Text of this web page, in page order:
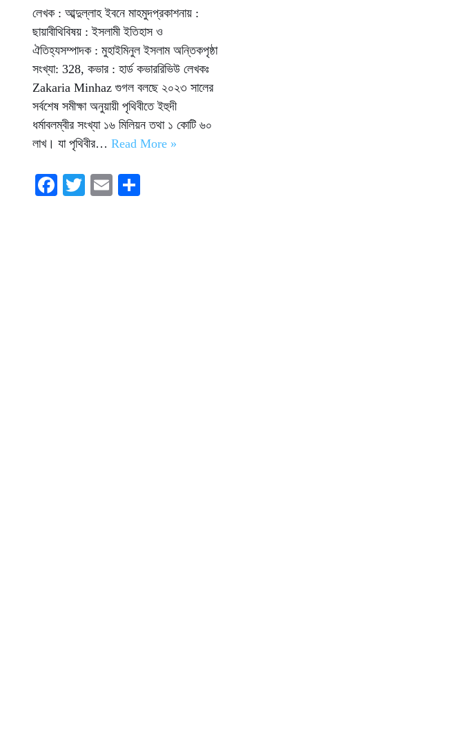
লেখক : আব্দুল্লাহ ইবনে মাহমুদপ্রকাশনায় :
ছায়াবীথিবিষয় : ইসলামী ইতিহাস ও
ঐতিহ্যসম্পাদক : মুহাইমিনুল ইসলাম অন্তিকপৃষ্ঠা
সংখ্যা: 328, কভার : হার্ড কভাররিভিউ লেখকঃ
Zakaria Minhaz গুগল বলছে ২০২৩ সালের
সর্বশেষ সমীক্ষা অনুয়ায়ী পৃথিবীতে ইহুদী
ধর্মাবলম্বীর সংখ্যা ১৬ মিলিয়ন তথা ১ কোটি ৬০
লাখ। যা পৃথিবীর… Read More »
Fa T
E